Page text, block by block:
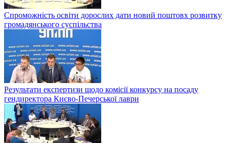
Спроможність освіти дорослих дати новий поштовх розвитку
громадянського суспільства
Результати експертизи щодо комісії конкурсу на посаду
гендиректора Києво-Печерської лаври